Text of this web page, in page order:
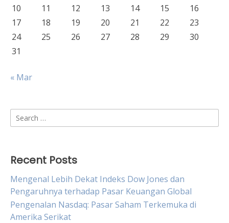
10
11 12 13 14 15
16
17
18 19 20 21 22
23
24
25 26 27 28 29
30
31
« Mar
Search
for:
Recent Posts
Mengenal Lebih Dekat Indeks Dow Jones dan
Pengaruhnya terhadap Pasar Keuangan Global
Pengenalan Nasdaq: Pasar Saham Terkemuka di
Amerika Serikat